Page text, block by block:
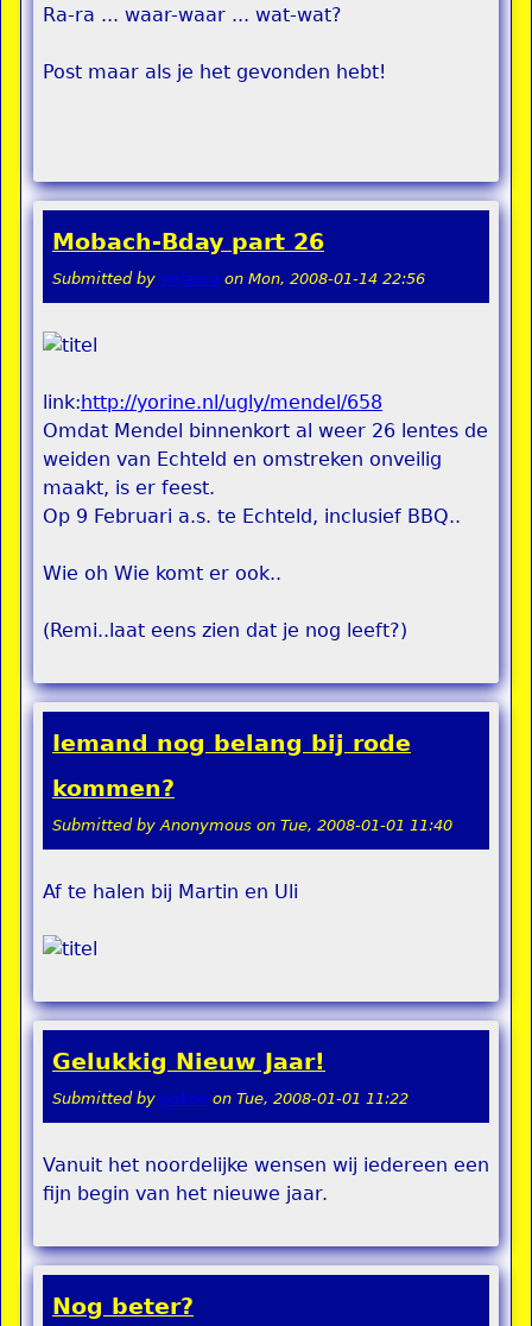
Ra-ra ... waar-waar ... wat-wat?
Post maar als je het gevonden hebt!
Mobach-Bday part 26
Submitted by Velasca on Mon, 2008-01-14 22:56
link:http://yorine.nl/ugly/mendel/658
Omdat Mendel binnenkort al weer 26 lentes de
weiden van Echteld en omstreken onveilig
maakt, is er feest.
Op 9 Februari a.s. te Echteld, inclusief BBQ..
Wie oh Wie komt er ook..
(Remi..laat eens zien dat je nog leeft?)
Iemand nog belang bij rode
kommen?
Submitted byAnonymous on Tue, 2008-01-01 11:40
Af te halen bij Martin en Uli
Gelukkig Nieuw Jaar!
Submitted by pokon on Tue, 2008-01-01 11:22
Vanuit het noordelijke wensen wij iedereen een
fijn begin van het nieuwe jaar.
Nog beter?